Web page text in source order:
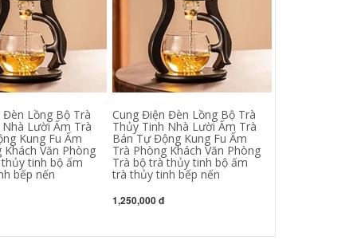
Lồng Bộ Trà
Lười Ấm Trà
Kung Fu Ấm
Khách Văn Phòng
tinh bộ ấm
bếp nến
Cung Điện Đèn Lồng Bộ Trà
Thủy Tinh Nhà Lười Ấm Trà
Bán Tự Động Kung Fu Ấm
Trà Phòng Khách Văn Phòng
Trà bộ trà thủy tinh bộ ấm
trà thủy tinh bếp nến
1,250,000 đ